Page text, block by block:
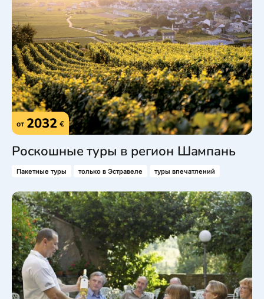
от 2032 €
Роскошные туры в регион Шампань
Пакетные туры только в Эстравеле туры впечатлений